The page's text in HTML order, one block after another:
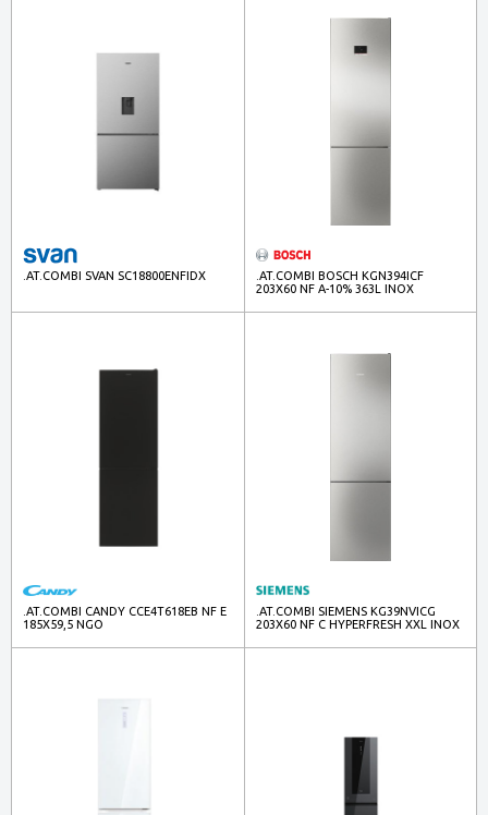
.AT.COMBI SVAN SC18800ENFIDX
.AT.COMBI BOSCH KGN394ICF
203X60 NF A-10% 363L INOX
.AT.COMBI CANDY CCE4T618EB NF E
185X59,5 NGO
.AT.COMBI SIEMENS KG39NVICG
203X60 NF C HYPERFRESH XXL INOX